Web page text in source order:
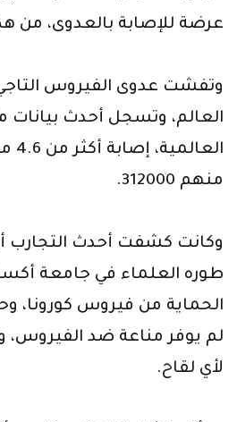
عرضة للإصابة بالعدوى، من
وتفشت عدوى الفيروس
العالم، وتسجل أحدث
منهم 312000.
وكانت كشفت أحدث التجارب
طوره العلماء في جامعة
الحماية من فيروس كورونا،
لم يوفر مناعة ضد الفيروس،
لأي لقاح.